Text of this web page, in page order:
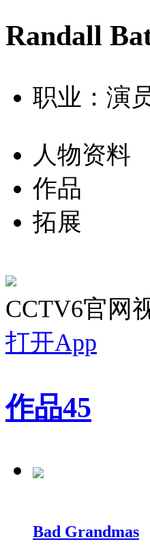
Randall
职业：演
人物资料
作品
拓展
CCTV6官网
打开App
作品45
Bad Grandmas